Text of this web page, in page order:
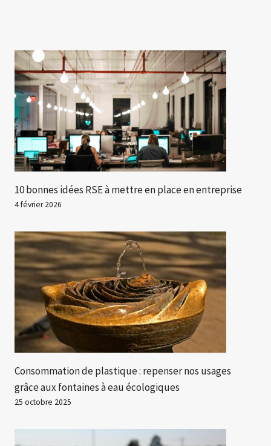
10 bonnes idées RSE à mettre en place en entreprise
4 février 2026
Consommation de plastique : repenser nos usages
grâce aux fontaines à eau écologiques
25 octobre 2025